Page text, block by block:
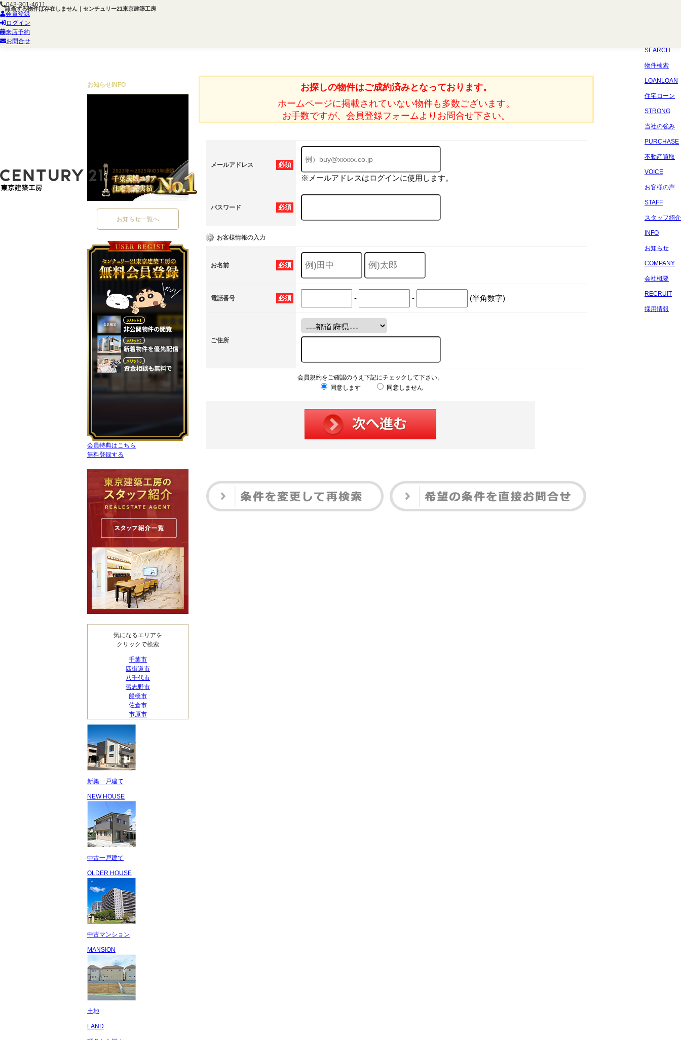
該当する物件は存在しません｜センチュリー21東京建築工房
043-301-4611
会員登録
ログイン
来店予約
お問合せ
SEARCH
物件検索
LOANLOAN
住宅ローン
STRONG
当社の強み
PURCHASE
不動産買取
VOICE
お客様の声
STAFF
スタッフ紹介
INFO
お知らせ
COMPANY
会社概要
RECRUIT
採用情報
お探しの物件はご成約済みとなっております。
ホームページに掲載されていない物件も多数ございます。
お手数ですが、会員登録フォームよりお問合せ下さい。
必須
メールアドレス
※メールアドレスはログインに使用します。
必須
パスワード
お客様情報の入力
必須
お名前
必須
電話番号 - - (半角数字)
ご住所
会員規約をご確認のうえ下記にチェックして下さい。
同意します
同意しません
お知らせ INFO
お知らせ一覧へ
会員特典はこちら
無料登録する
気になるエリアを
クリックで検索
千葉市
四街道市
八千代市
習志野市
船橋市
佐倉市
市原市
新築一戸建て
NEW HOUSE
中古一戸建て
OLDER HOUSE
中古マンション
MANSION
土地
LAND